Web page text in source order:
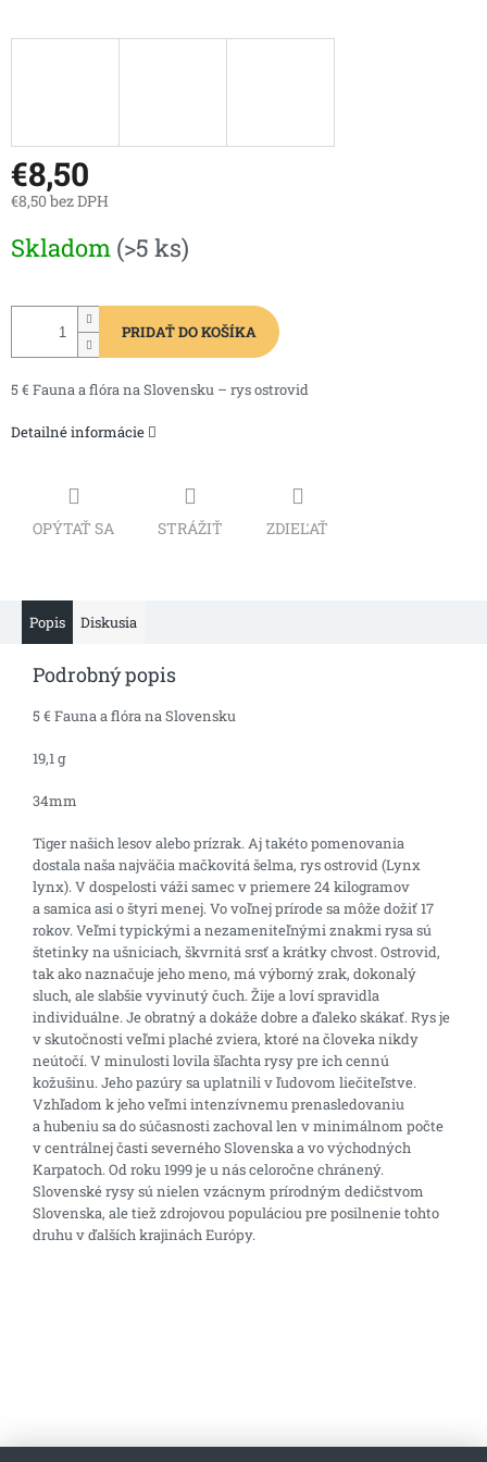
€8,50
€8,50 bez DPH
cena:
Skladom (>5 ks)
PRIDAŤ DO KOŠÍKA
5 € Fauna a flóra na Slovensku – rys ostrovid
Detailné informácie
OPÝTAŤ SA STRÁŽIŤ ZDIEĽAŤ
Popis Diskusia
Podrobný popis
5 € Fauna a flóra na Slovensku
19,1 g
34mm
Tiger našich lesov alebo prízrak. Aj takéto pomenovania
dostala naša najväčia mačkovitá šelma, rys ostrovid (Lynx
lynx). V dospelosti váži samec v priemere 24 kilogramov
a samica asi o štyri menej. Vo voľnej prírode sa môže dožiť 17
rokov. Veľmi typickými a nezameniteľnými znakmi rysa sú
štetinky na ušniciach, škvrnitá srsť a krátky chvost. Ostrovid,
tak ako naznačuje jeho meno, má výborný zrak, dokonalý
sluch, ale slabšie vyvinutý čuch. Žije a loví spravidla
individuálne. Je obratný a dokáže dobre a ďaleko skákať. Rys je
v skutočnosti veľmi plaché zviera, ktoré na človeka nikdy
neútočí. V minulosti lovila šľachta rysy pre ich cennú
kožušinu. Jeho pazúry sa uplatnili v ľudovom liečiteľstve.
Vzhľadom k jeho veľmi intenzívnemu prenasledovaniu
a hubeniu sa do súčasnosti zachoval len v minimálnom počte
v centrálnej časti severného Slovenska a vo východných
Karpatoch. Od roku 1999 je u nás celoročne chránený.
Slovenské rysy sú nielen vzácnym prírodným dedičstvom
Slovenska, ale tiež zdrojovou populáciou pre posilnenie tohto
druhu v ďalších krajinách Európy.